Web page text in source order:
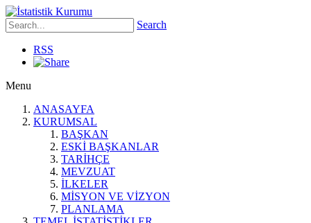
Search
RSS
Menu
ANASAYFA
KURUMSAL
BAŞKAN
ESKİ BAŞKANLAR
TARİHÇE
MEVZUAT
İLKELER
MİSYON VE VİZYON
PLANLAMA